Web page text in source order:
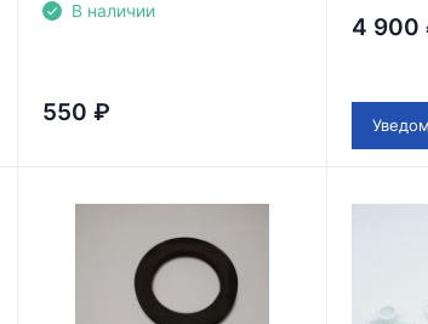
В наличии
550 ₽
4 900